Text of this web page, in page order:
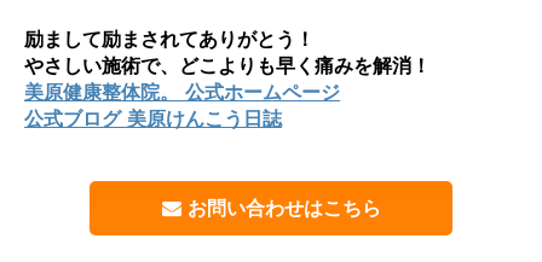
励まして励まされてありがとう！
やさしい施術で、どこよりも早く痛みを解消！
美原健康整体院。 公式ホームページ
公式ブログ 美原けんこう日誌
お問い合わせはこちら